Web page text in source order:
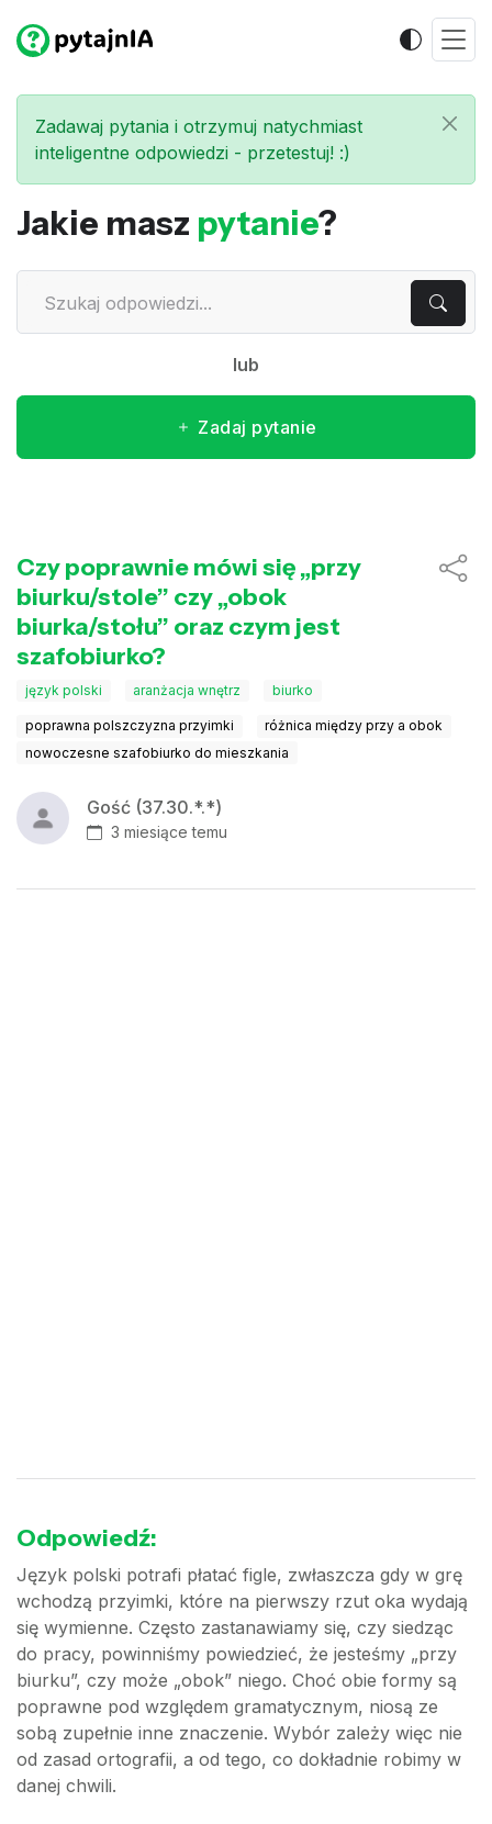
Zadawaj pytania i otrzymuj natychmiast
inteligentne odpowiedzi - przetestuj! :)
Jakie masz pytanie?
lub
Zadaj pytanie
Czy poprawnie mówi się „przy
biurku/stole” czy „obok
biurka/stołu” oraz czym jest
szafobiurko?
język polski aranżacja wnętrz biurko
poprawna polszczyzna przyimki
różnica między przy a obok
nowoczesne szafobiurko do mieszkania
Gość (37.30.*.*)
3 miesiące temu
Odpowiedź:
Język polski potrafi płatać figle, zwłaszcza gdy w grę
wchodzą przyimki, które na pierwszy rzut oka wydają
się wymienne. Często zastanawiamy się, czy siedząc
do pracy, powinniśmy powiedzieć, że jesteśmy „przy
biurku”, czy może „obok” niego. Choć obie formy są
poprawne pod względem gramatycznym, niosą ze
sobą zupełnie inne znaczenie. Wybór zależy więc nie
od zasad ortografii, a od tego, co dokładnie robimy w
danej chwili.